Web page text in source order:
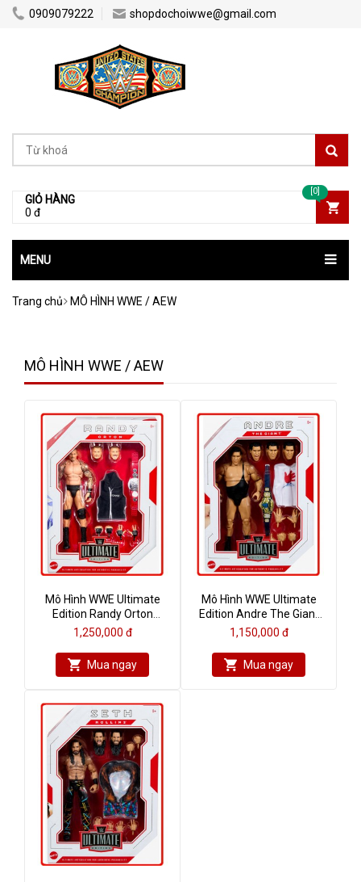
0909079222 shopdochoiwwe@gmail.com
GIỎ HÀNG
0 đ
[0]
MENU
Trang chủ MÔ HÌNH WWE / AEW
MÔ HÌNH WWE / AEW
Mô Hình WWE Ultimate
Edition Randy Orton
Series 17
1,250,000 đ
Mua ngay
Mô Hình WWE Ultimate
Edition Andre The Giant
Series 17
1,150,000 đ
Mua ngay